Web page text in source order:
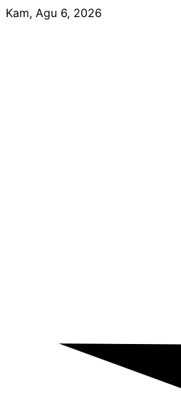
Skip
Kam, Agu 6, 2026